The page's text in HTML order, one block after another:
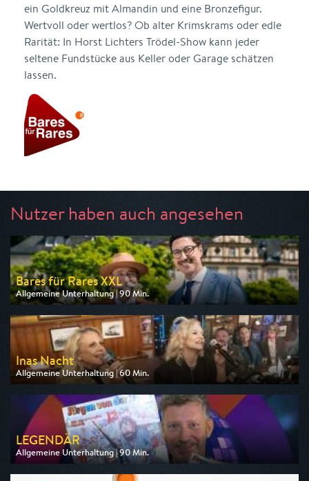
ein Goldkreuz mit Almandin und eine Bronzefigur.
Wertvoll oder wertlos? Ob alter Krimskrams oder edle
Rarität: In Horst Lichters Trödel-Show kann jeder
seltene Fundstücke aus Keller oder Garage schätzen
lassen.
Nutzer haben auch angesehen
Bares für Rares XXL
Allgemeine Unterhaltung | 90 Min.
Ausgestrahlt von ZDF
am 12.08.2026, 20:15
Inas Nacht
Allgemeine Unterhaltung | 60 Min.
Ausgestrahlt von ARD
am 08.08.2026, 23:40
LEGENDÄR
Allgemeine Unterhaltung | 90 Min.
Ausgestrahlt von WDR
am 08.08.2026, 20:15